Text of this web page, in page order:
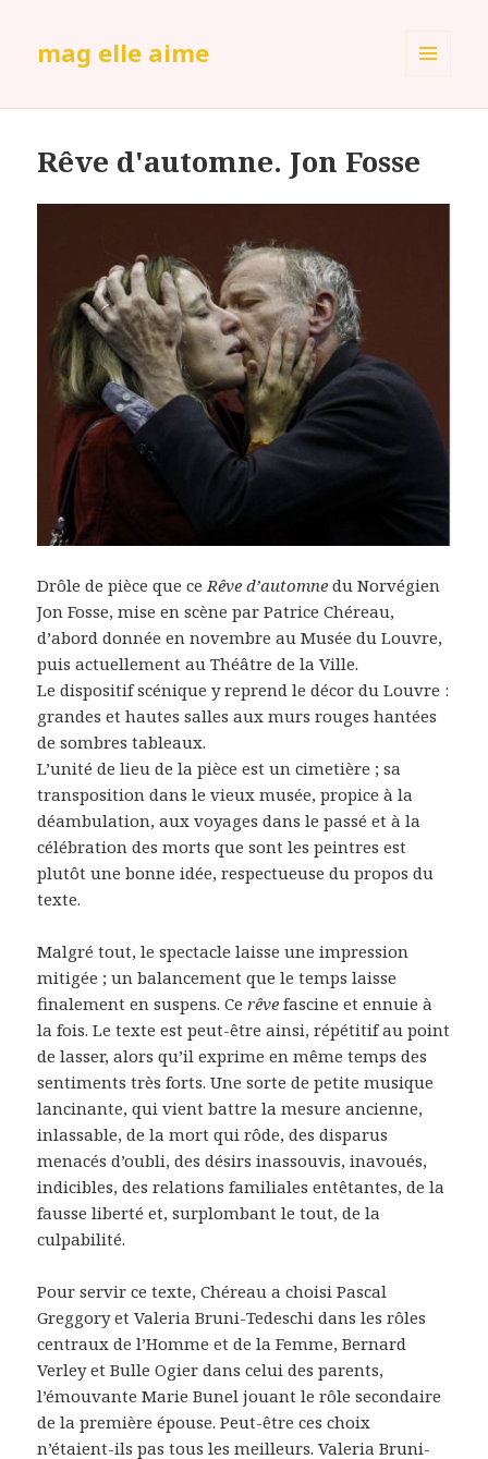
mag elle aime
Rêve d'automne. Jon Fosse
Drôle de pièce que ceRêve d’automne du Norvégien
Jon Fosse, mise en scène par Patrice Chéreau,
d’abord donnée en novembre au Musée du Louvre,
puis actuellement au Théâtre de la Ville.
Le dispositif scénique y reprend le décor du Louvre :
grandes et hautes salles aux murs rouges hantées
de sombres tableaux.
L’unité de lieu de la pièce est un cimetière ; sa
transposition dans le vieux musée, propice à la
déambulation, aux voyages dans le passé et à la
célébration des morts que sont les peintres est
plutôt une bonne idée, respectueuse du propos du
texte.
Malgré tout, le spectacle laisse une impression
mitigée ; un balancement que le temps laisse
finalement en suspens. Cerêve fascine et ennuie à
la fois. Le texte est peut-être ainsi, répétitif au point
de lasser, alors qu’il exprime en même temps des
sentiments très forts. Une sorte de petite musique
lancinante, qui vient battre la mesure ancienne,
inlassable, de la mort qui rôde, des disparus
menacés d’oubli, des désirs inassouvis, inavoués,
indicibles, des relations familiales entêtantes, de la
fausse liberté et, surplombant le tout, de la
culpabilité.
Pour servir ce texte, Chéreau a choisi Pascal
Greggory et Valeria Bruni-Tedeschi dans les rôles
centraux de l’Homme et de la Femme, Bernard
Verley et Bulle Ogier dans celui des parents,
l’émouvante Marie Bunel jouant le rôle secondaire
de la première épouse. Peut-être ces choix
n’étaient-ils pas tous les meilleurs. Valeria Bruni-